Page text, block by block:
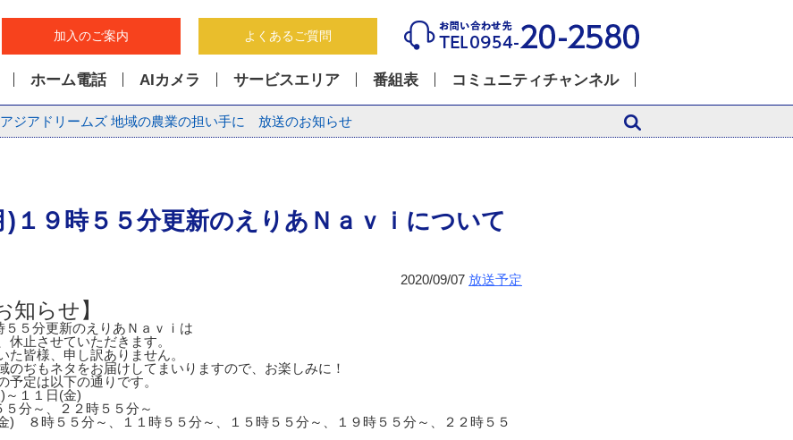
加入のご案内 よくあるご質問
ホーム電話 AIカメラ サービスエリア 番組表 コミュニティチャンネル
ジアドリームズ 地域の農業の担い手に 放送のお知らせ
)１９時５５分更新のえりあＮａｖｉについて
2020/09/07 放送予定
知らせ】
５分更新のえりあＮａｖｉは
休止させていただきます。
た皆様、申し訳ありません。
のぢもネタをお届けしてまいりますので、お楽しみに！
予定は以下の通りです。
～１１日(金)
分～、２２時５５分～
) ８時５５分～、１１時５５分～、１５時５５分～、１９時５５分～、２２時５５